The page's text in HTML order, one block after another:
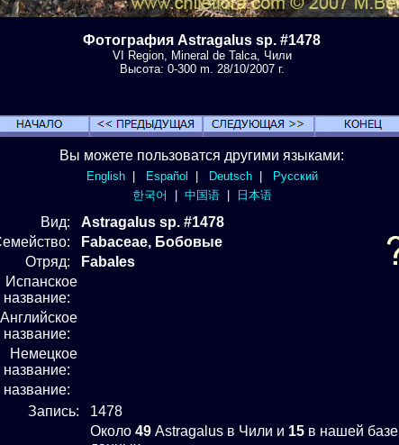
Фотография Astragalus sp. #1478
VI Region, Mineral de Talca, Чили
Высота: 0-300 m. 28/10/2007 г.
Вы можете пользоватся другими языками:
English| Español Deutsch|
Русский
한국어
中国语| 日本语
Вид:
Astragalus sp. #1478
Fabaceae, Бобовые
Отряд:
Fabales
Испанское
название:
Английское
название:
Немецкое
название:
название:
Запись:
1478
Около 49 Astragalus в Чили и 15 в нашей базе